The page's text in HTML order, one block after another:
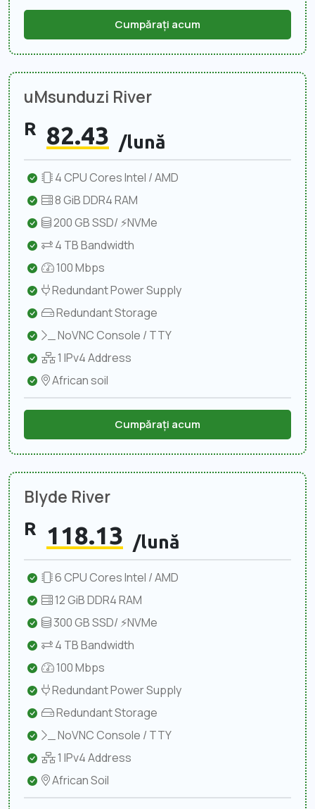
Cumpărați acum
uMsunduzi River
R 82.43 /lună
4 CPU Cores Intel / AMD
8 GiB DDR4 RAM
200 GB SSD/ ⚡NVMe
4 TB Bandwidth
100 Mbps
Redundant Power Supply
Redundant Storage
NoVNC Console / TTY
1 IPv4 Address
African soil
Cumpărați acum
Blyde River
R 118.13 /lună
6 CPU Cores Intel / AMD
12 GiB DDR4 RAM
300 GB SSD/ ⚡NVMe
4 TB Bandwidth
100 Mbps
Redundant Power Supply
Redundant Storage
NoVNC Console / TTY
1 IPv4 Address
African Soil